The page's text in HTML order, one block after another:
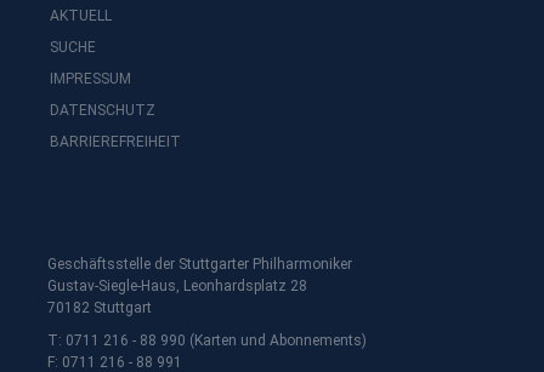
AKTUELL
SUCHE
IMPRESSUM
DATENSCHUTZ
BARRIEREFREIHEIT
Geschäftsstelle der Stuttgarter Philharmoniker
Gustav-Siegle-Haus, Leonhardsplatz 28
70182 Stuttgart
T: 0711 216 - 88 990 (Karten und Abonnements)
F: 0711 216 - 88 991